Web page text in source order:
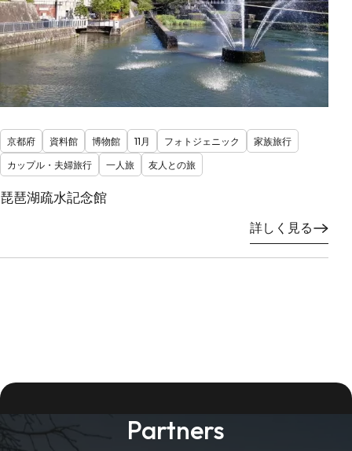
京都府 資料館 博物館 11月 フォトジェニック
家族旅行
カップル・夫婦旅行
一人旅 友人との旅
琵琶湖疏水記念館
詳しく見る
Partners